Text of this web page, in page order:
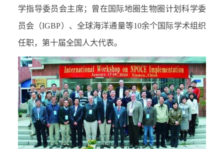
学指导委员会主席；曾在国际地圈生物圈计划科学委
员会（IGBP）、全球海洋通量等10余个国际学术组织
任职，第十届全国人大代表。